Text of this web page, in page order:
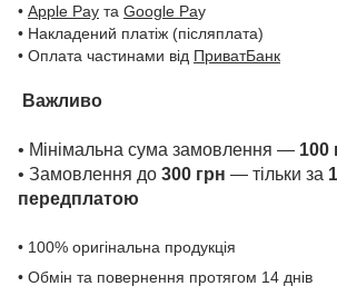
• Apple Pay та Google Pay
• Накладений платіж (післяплата)
• Оплата частинами від ПриватБанк
Важливо
• Мінімальна сума замовлення — 100
• Замовлення до 300 грн — тільки за
передплатою
• 100% оригінальна продукція
• Обмін та повернення протягом 14 днів